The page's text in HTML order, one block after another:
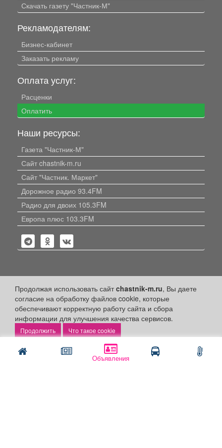
Объявления
Продолжая использовать сайтchastnik-m.ru, Вы даете
согласие на обработку файлов cookie, которые
обеспечивают корректную работу сайта и сбора
информации для улучшения качества сервисов.
Что такое cookie
Скачать газету "Частник-М"
Рекламодателям:
Бизнес-кабинет
Заказать рекламу
Оплата услуг:
Расценки
Оплатить
Наши ресурсы:
Газета "Частник-М"
Сайт chastnik-m.ru
Сайт "Частник. Маркет"
Дорожное радио 93.4FM
Радио для двоих 105.3FM
Европа плюс 103.3FM
Политика конфиденциальности
Публикации с пометкой «Реклама», «На правах рекламы»,
«Партнёрский проект» оплачены рекламодателем.
Редакция сайта не несет ответственности за достоверность
информации, содержащейся в рекламных материалах и
объявлениях.
+16 © 2006-2026 ООО "Частник-М"